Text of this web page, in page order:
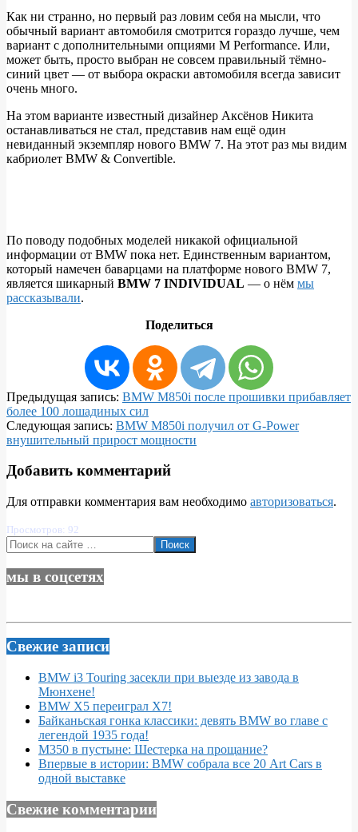
Как ни странно, но первый раз ловим себя на мысли, что
обычный вариант автомобиля смотрится гораздо лучше, чем
вариант с дополнительными опциями M Performance. Или,
может быть, просто выбран не совсем правильный тёмно-
синий цвет — от выбора окраски автомобиля всегда зависит
очень много.
На этом варианте известный дизайнер Аксёнов Никита
останавливаться не стал, представив нам ещё один
невиданный экземпляр нового BMW 7. На этот раз мы видим
кабриолет BMW & Convertible.
По поводу подобных моделей никакой официальной
информации от BMW пока нет. Единственным вариантом,
который намечен баварцами на платформе нового BMW 7,
является шикарный BMW 7 INDIVIDUAL — о нём мы
рассказывали.
Поделиться
2019-
01-
26
Предыдущая запись: BMW M850i после прошивки прибавляет
более 100 лошадиных сил
Следующая запись: BMW M850i получил от G-Power
внушительный прирост мощности
Добавить комментарий
Для отправки комментария вам необходимо авторизоваться.
Просмотров: 92
Поиск
мы в соцсетях
Свежие записи
BMW i3 Touring засекли при выезде из завода в
Мюнхене!
BMW X5 переиграл X7!
Байканьская гонка классики: девять BMW во главе с
легендой 1935 года!
M350 в пустыне: Шестерка на прощание?
Впервые в истории: BMW собрала все 20 Art Cars в
одной выставке
Свежие комментарии